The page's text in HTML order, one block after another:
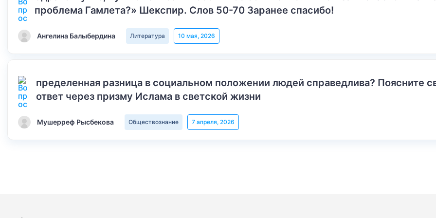
проблема Гамлета?» Шекспир. Слов 50-70 Заранее спасибо!
Ангелина Балыбердина Литература 10 мая, 2026
пределенная разница в социальном положении людей справедлива? Поясните
ответ через призму Ислама в светской жизни
Мушерреф Рысбекова Обществознание 7 апреля, 2026